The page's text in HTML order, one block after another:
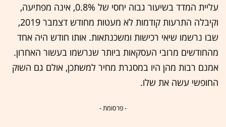
עליית המדד בשיעור גבוה יחסי של 0.8%, אינה מפתיעה,
וקיבלה התרעות קודמות לא מעטות מחודש דצמבר 2019,
שבו נרשמו שיאי רכישות ומשכנתאות. אותו חודש היה אחד
מהחודשים מרובי העסקאות ביותר שנרשמו בעשור האחרון.
אמנם רבות מהן היו במסגרת מחיר למשתכן, אולם גם השוק
החופשי עשה את שלו.
- פרסומת -